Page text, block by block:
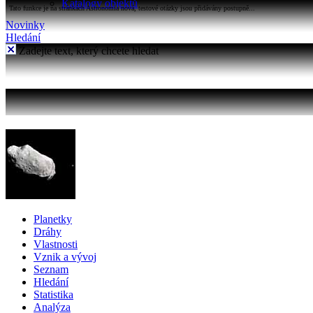
Katalogy objektů
Tato funkce je na stránkách Astronomia nová, testové otázky jsou přidávány postupně...
Novinky
Hledání
Zadejte text, který chcete hledat
Planetky
Dráhy
Vlastnosti
Vznik a vývoj
Seznam
Hledání
Statistika
Analýza